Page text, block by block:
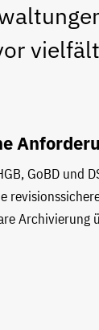
GoBD und
Archivierung